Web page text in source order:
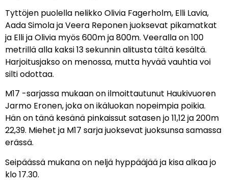
Tyttöjen puolella nelikko Olivia Fagerholm, Elli Lavia,
Aada Simola ja Veera Reponen juoksevat pikamatkat
ja Elli ja Olivia myös 600m ja 800m. Veeralla on 100
metrillä alla kaksi 13 sekunnin alitusta tältä kesältä.
Harjoitusjakso on menossa, mutta hyvää vauhtia voi
silti odottaa.
M17 -sarjassa mukaan on ilmoittautunut Haukivuoren
Jarmo Eronen, joka on ikäluokan nopeimpia poikia.
Hän on tänä kesänä pinkaissut satasen jo 11,12 ja 200m
22,39. Miehet ja M17 sarja juoksevat juoksunsa samassa
erässä.
Seipäässä mukana on neljä hyppääjää ja kisa alkaa jo
klo 17.30.